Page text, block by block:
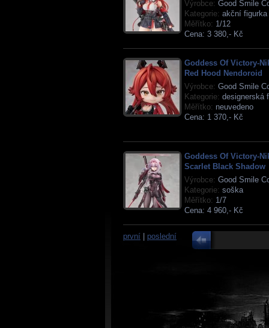
Výrobce: Good Smile
Kategorie: akční figurka
Měřítko: 1/12
Cena: 3 380,- Kč
Goddess Of Victory-
Red Hood Nendoroid
Výrobce: Good Smile
Kategorie: designerská
Měřítko: neuvedeno
Cena: 1 370,- Kč
Goddess Of Victory-
Scarlet Black Shadow
Výrobce: Good Smile
Kategorie: soška
Měřítko: 1/7
Cena: 4 960,- Kč
první poslední